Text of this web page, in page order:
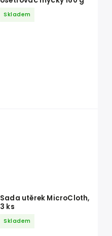
Skladem
Sada utěrek MicroCloth,
3 ks
Skladem